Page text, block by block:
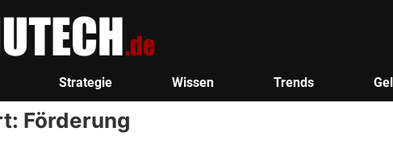
Strategie Wissen Trends
Förderung